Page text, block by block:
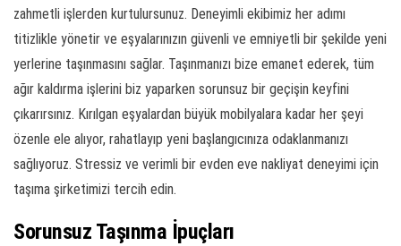
zahmetli işlerden kurtulursunuz. Deneyimli ekibimiz her adımı
titizlikle yönetir ve eşyalarınızın güvenli ve emniyetli bir şekilde yeni
yerlerine taşınmasını sağlar. Taşınmanızı bize emanet ederek, tüm
ağır kaldırma işlerini biz yaparken sorunsuz bir geçişin keyfini
çıkarırsınız. Kırılgan eşyalardan büyük mobilyalara kadar her şeyi
özenle ele alıyor, rahatlayıp yeni başlangıcınıza odaklanmanızı
sağlıyoruz. Stressiz ve verimli bir evden eve nakliyat deneyimi için
taşıma şirketimizi tercih edin.
Sorunsuz Taşınma İpuçları